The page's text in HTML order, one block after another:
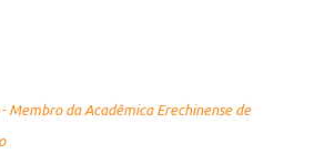
Membro da Acadêmica Erechinense de